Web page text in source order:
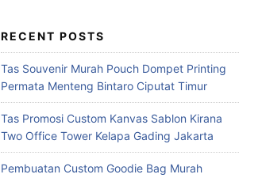
RECENT POSTS
Tas Souvenir Murah Pouch Dompet Printing
Permata Menteng Bintaro Ciputat Timur
Tas Promosi Custom Kanvas Sablon Kirana
Two Office Tower Kelapa Gading Jakarta
Pembuatan Custom Goodie Bag Murah